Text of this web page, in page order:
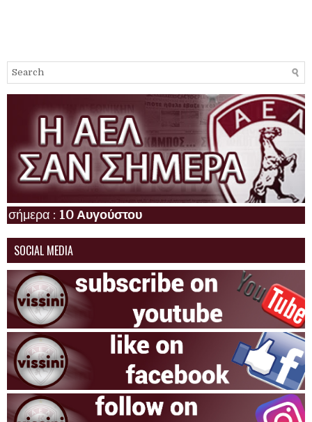
:10 Αυγούστου
SOCIAL MEDIA